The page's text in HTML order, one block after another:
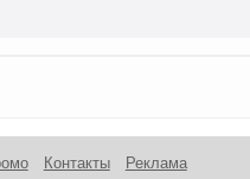
Контакты Реклама